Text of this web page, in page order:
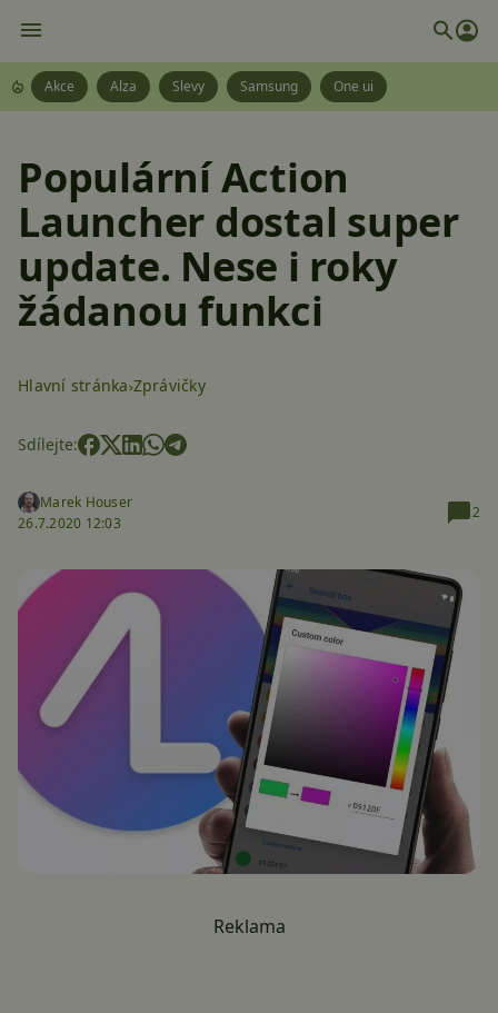
Akce Alza Slevy Samsung One ui
Populární Action
Launcher dostal super
update. Nese i roky
žádanou funkci
Hlavní stránka Zprávičky
Sdílejte:
Marek Houser
26.7.2020 12:03
2
Reklama